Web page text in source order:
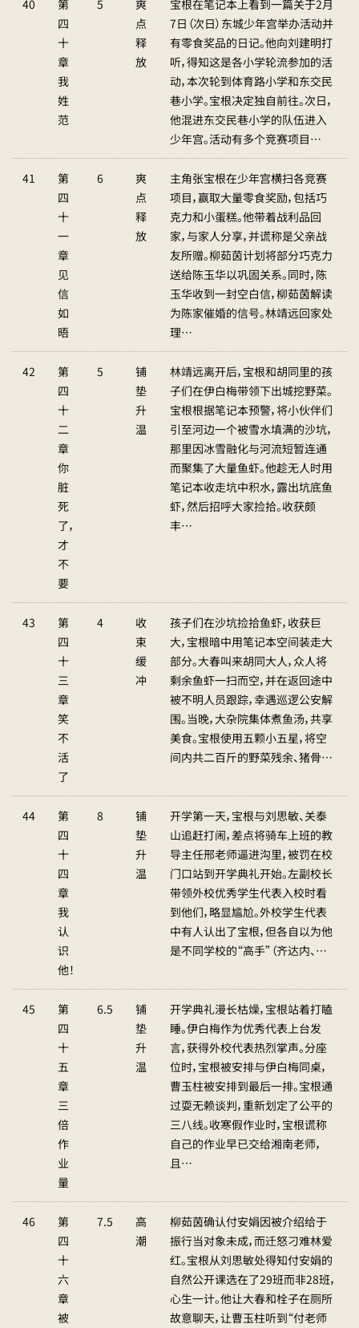
40
第
四
十
章
我
姓
范
5
爽
点
释
放
宝根在笔记本上看到一篇关于2月
7日（次日）东城少年宫举办活动并
有零食奖品的日记。他向刘建明打
听，得知这是各小学轮流参加的活
动，本次轮到体育路小学和东交民
巷小学。宝根决定独自前往。次日，
他混进东交民巷小学的队伍进入
少年宫。活动有多个竞赛项目…
41
第
四
十
一
章
见
信
如
晤
6
爽
点
释
放
主角张宝根在少年宫横扫各竞赛
项目，赢取大量零食奖励，包括巧
克力和小蛋糕。他带着战利品回
家，与家人分享，并谎称是父亲战
友所赠。柳茹茵计划将部分巧克力
送给陈玉华以巩固关系。同时，陈
玉华收到一封空白信，柳茹茵解读
为陈家催婚的信号。林靖远回家处
理…
42
第
四
十
二
章
你
脏
死
了，
才
不
要
5
铺
垫
升
温
林靖远离开后，宝根和胡同里的孩
子们在伊白梅带领下出城挖野菜。
宝根根据笔记本预警，将小伙伴们
引至河边一个被雪水填满的沙坑，
那里因冰雪融化与河流短暂连通
而聚集了大量鱼虾。他趁无人时用
笔记本收走坑中积水，露出坑底鱼
虾，然后招呼大家捡拾。收获颇
丰…
43
第
四
十
三
章
笑
不
活
了
4
收
束
缓
冲
孩子们在沙坑捡拾鱼虾，收获巨
大，宝根暗中用笔记本空间装走大
部分。大春叫来胡同大人，众人将
剩余鱼虾一扫而空，并在返回途中
被不明人员跟踪，幸遇巡逻公安解
围。当晚，大杂院集体煮鱼汤，共享
美食。宝根使用五颗小五星，将空
间内共二百斤的野菜残余、猪骨…
44
第
四
十
四
章
我
认
识
他！
8
铺
垫
升
温
开学第一天，宝根与刘思敏、关泰
山追赶打闹，差点将骑车上班的教
导主任邢老师逼进沟里，被罚在校
门口站到开学典礼开始。左副校长
带领外校优秀学生代表入校时看
到他们，略显尴尬。外校学生代表
中有人认出了宝根，但各自以为他
是不同学校的“高手”（齐达内、…
45
第
四
十
五
章
三
倍
作
业
量
6.5
铺
垫
升
温
开学典礼漫长枯燥，宝根站着打瞌
睡。伊白梅作为优秀代表上台发
言，获得外校代表热烈掌声。分座
位时，宝根被安排与伊白梅同桌，
曹玉柱被安排到最后一排。宝根通
过耍无赖谈判，重新划定了公平的
三八线。收寒假作业时，宝根谎称
自己的作业早已交给湘南老师，
且…
46
第
四
十
六
章
被
7.5
高
潮
柳茹茵确认付安娟因被介绍给于
振行当对象未成，而迁怒刁难林爱
红。宝根从刘思敏处得知付安娟的
自然公开课选在了29班而非28班，
心生一计。他让大春和栓子在厕所
故意聊天，让曹玉柱听到“付老师